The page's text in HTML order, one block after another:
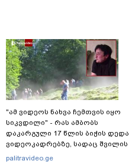
"ამ ვიდეოს ნახვა ჩემთვის იყო
სიკვდილი" - რას ამბობს
დაკარგული 17 წლის ბიჭის დედა
ვიდეოკადრებზე, სადაც შვილის
განწირული ვედრების ხმა
palitravideo.ge